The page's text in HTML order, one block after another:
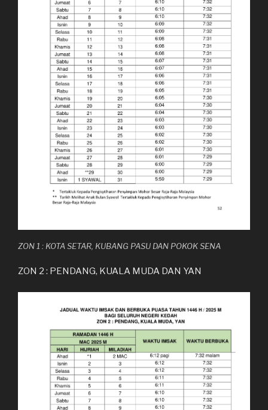
ZON 1 : KOTA SETAR, KUBANG PASU DAN POKOK SENA
ZON 2 : PENDANG, KUALA MUDA DAN YAN